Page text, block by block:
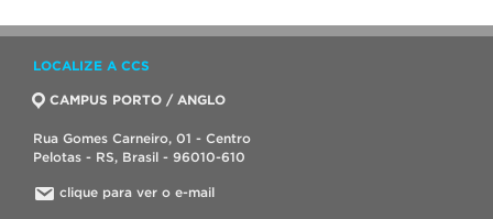
LOCALIZE A CCS
CAMPUS PORTO / ANGLO
Rua Gomes Carneiro, 01 - Centro
Pelotas - RS, Brasil - 96010-610
clique para ver o e-mail